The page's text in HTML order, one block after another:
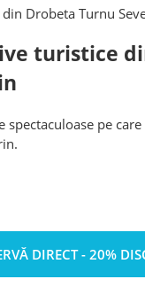
turistice
spectaculoase pe
DIRECT - 20%